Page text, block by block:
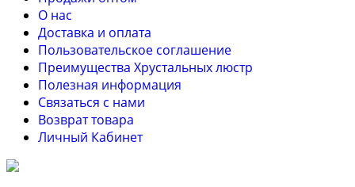
О нас
Доставка и оплата
Пользовательское соглашение
Преимущества Хрустальных люстр
Полезная информация
Связаться с нами
Возврат товара
Личный Кабинет